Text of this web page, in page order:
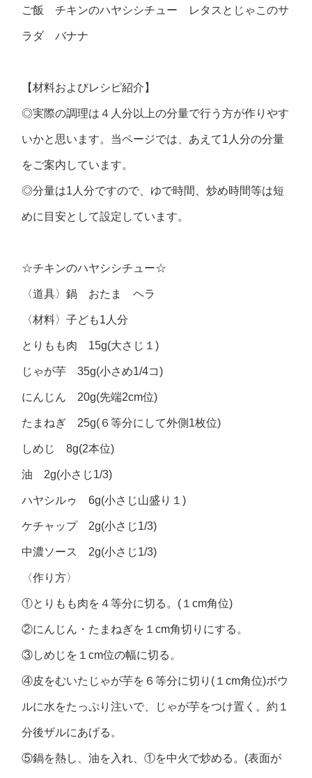
ご飯 チキンのハヤシシチュー レタスとじゃこのサ
ラダ バナナ
【材料およびレシピ紹介】
◎実際の調理は４人分以上の分量で行う方が作りやす
いかと思います。当ページでは、あえて1人分の分量
をご案内しています。
◎分量は1人分ですので、ゆで時間、炒め時間等は短
めに目安として設定しています。
☆チキンのハヤシシチュー☆
〈道具〉鍋 おたま ヘラ
〈材料〉子ども1人分
とりもも肉 15g(大さじ１)
じゃが芋 35g(小さめ1/4コ)
にんじん 20g(先端2cm位)
たまねぎ 25g(６等分にして外側1枚位)
しめじ 8g(2本位)
油 2g(小さじ1/3)
ハヤシルゥ 6g(小さじ山盛り１)
ケチャップ 2g(小さじ1/3)
中濃ソース 2g(小さじ1/3)
〈作り方〉
①とりもも肉を４等分に切る。(１cm角位)
②にんじん・たまねぎを１cm角切りにする。
③しめじを１cm位の幅に切る。
④皮をむいたじゃが芋を６等分に切り(１cm角位)ボウ
ルに水をたっぷり注いで、じゃが芋をつけ置く。約１
分後ザルにあげる。
⑤鍋を熱し、油を入れ、①を中火で炒める。(表面が